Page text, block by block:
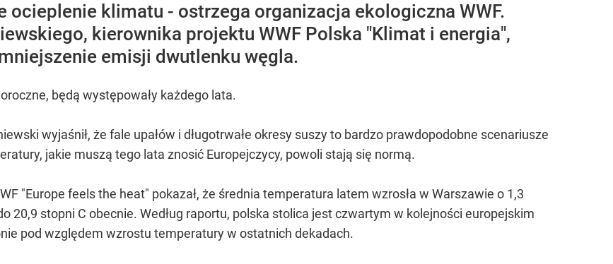
kapsułowej
ocieplenie klimatu - ostrzega organizacja ekologiczna WWF.
kierownika projektu WWF Polska "Klimat i energia",
emisji dwutlenku węgla.
będą występowały każdego lata.
wyjaśnił, że fale upałów i długotrwałe okresy suszy to bardzo prawdopodobne scenariusze
jakie muszą tego lata znosić Europejczycy, powoli stają się normą.
"Europe feels the heat" pokazał, że średnia temperatura latem wzrosła w Warszawie o 1,3
20,9 stopni C obecnie. Według raportu, polska stolica jest czwartym w kolejności europejskim
pod względem wzrostu temperatury w ostatnich dekadach.